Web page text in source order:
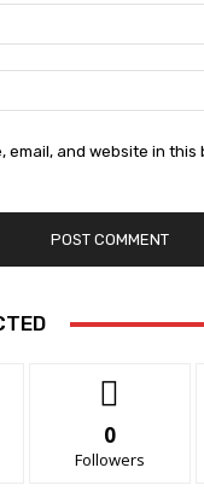
email, and website in
0
Followers